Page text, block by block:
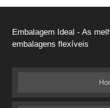
Embalagem Ideal - As
embalagens flexíveis